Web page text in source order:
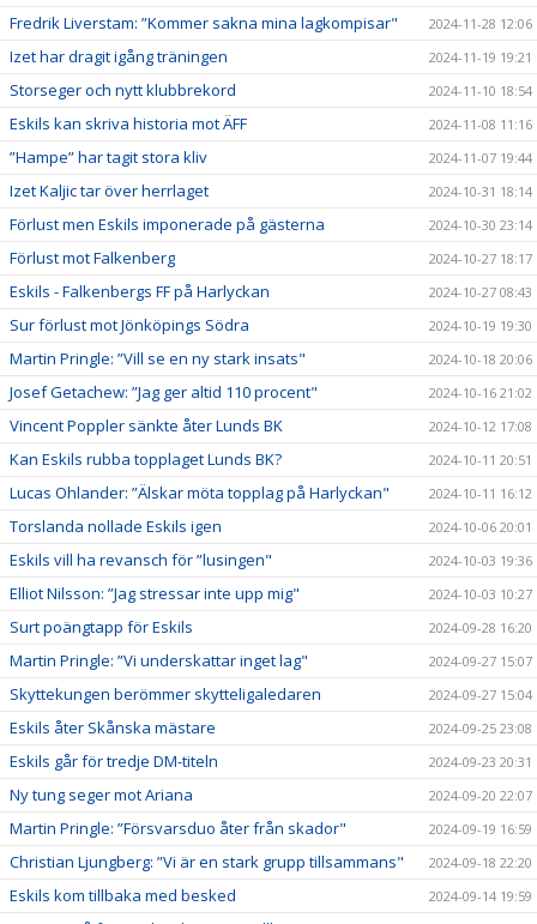
Fredrik Liverstam: ”Kommer sakna mina lagkompisar" 2024-11-28 12:06
Izet har dragit igång träningen 2024-11-19 19:21
Storseger och nytt klubbrekord 2024-11-10 18:54
Eskils kan skriva historia mot ÄFF 2024-11-08 11:16
”Hampe” har tagit stora kliv 2024-11-07 19:44
Izet Kaljic tar över herrlaget 2024-10-31 18:14
Förlust men Eskils imponerade på gästerna 2024-10-30 23:14
Förlust mot Falkenberg 2024-10-27 18:17
Eskils - Falkenbergs FF på Harlyckan 2024-10-27 08:43
Sur förlust mot Jönköpings Södra 2024-10-19 19:30
Martin Pringle: ”Vill se en ny stark insats" 2024-10-18 20:06
Josef Getachew: ”Jag ger altid 110 procent" 2024-10-16 21:02
Vincent Poppler sänkte åter Lunds BK 2024-10-12 17:08
Kan Eskils rubba topplaget Lunds BK? 2024-10-11 20:51
Lucas Ohlander: ”Älskar möta topplag på Harlyckan" 2024-10-11 16:12
Torslanda nollade Eskils igen 2024-10-06 20:01
Eskils vill ha revansch för ”lusingen" 2024-10-03 19:36
Elliot Nilsson: ”Jag stressar inte upp mig" 2024-10-03 10:27
Surt poängtapp för Eskils 2024-09-28 16:20
Martin Pringle: ”Vi underskattar inget lag" 2024-09-27 15:07
Skyttekungen berömmer skytteligaledaren 2024-09-27 15:04
Eskils åter Skånska mästare 2024-09-25 23:08
Eskils går för tredje DM-titeln 2024-09-23 20:31
Ny tung seger mot Ariana 2024-09-20 22:07
Martin Pringle: ”Försvarsduo åter från skador" 2024-09-19 16:59
Christian Ljungberg: ”Vi är en stark grupp tillsammans" 2024-09-18 22:20
Eskils kom tillbaka med besked 2024-09-14 19:59